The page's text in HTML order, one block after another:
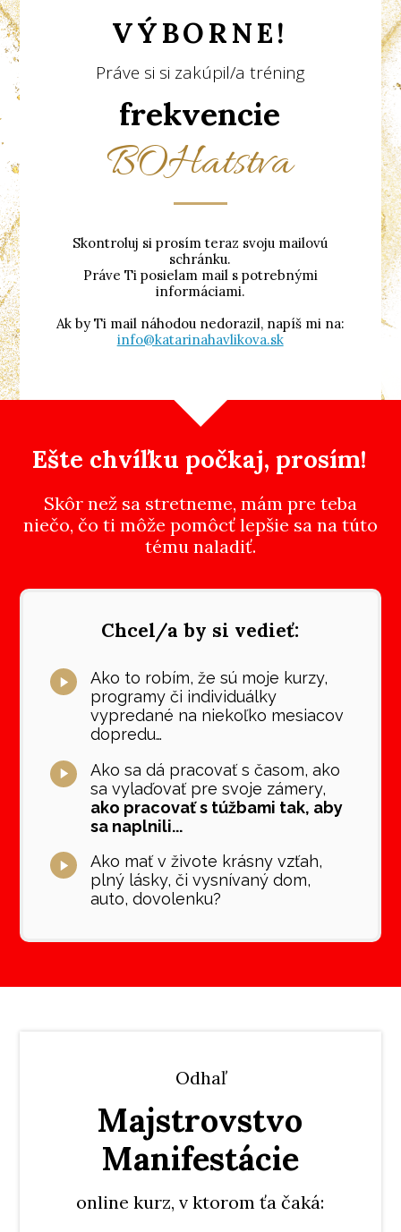
VÝBORNE!
Práve si si zakúpil/a tréning
frekvencie
BOHatstva
Skontroluj si prosím teraz svoju mailovú
schránku.
Práve Ti posielam mail s potrebnými
informáciami.
Ak by Ti mail náhodou nedorazil, napíš mi na:
info@katarinahavlikova.sk
Ešte chvíľku počkaj, prosím!
Skôr než sa stretneme, mám pre teba
niečo, čo ti môže pomôcť lepšie sa na túto
tému naladiť.
Chcel/a by si vedieť:
Ako to robím, že sú moje kurzy,
programy či individuálky
vypredané na niekoľko mesiacov
dopredu…
Ako sa dá pracovať s časom, ako
sa vylaďovať pre svoje zámery,
ako pracovať s túžbami tak, aby
sa naplnili...
Ako mať v živote krásny vzťah,
plný lásky, či vysnívaný dom,
auto, dovolenku?
Odhaľ
Majstrovstvo
Manifestácie
online kurz, v ktorom ťa čaká: